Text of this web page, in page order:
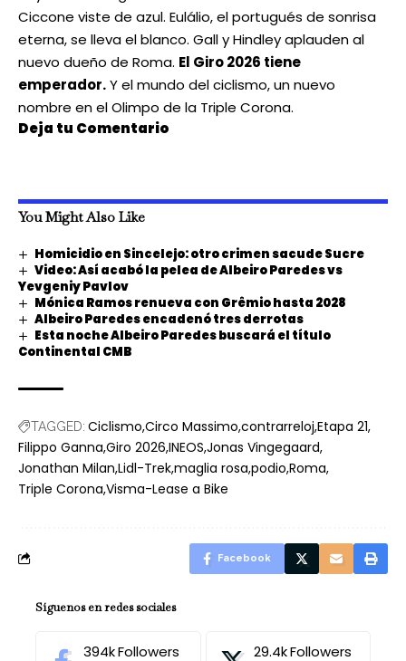
Ciccone viste de azul. Eulálio, el portugués de sonrisa
eterna, se lleva el blanco. Gall y Hindley aplauden al
nuevo dueño de Roma. El Giro 2026 tiene
emperador.Y el mundo del ciclismo, un nuevo
nombre en el Olimpo de la Triple Corona.
Deja tu Comentario
You Might Also Like
Homicidio en Sincelejo: otro crimen sacude Sucre
Video: Así acabó la pelea de Albeiro Paredes vs
Yevgeniy Pavlov
Mónica Ramos renueva con Grêmio hasta 2028
Albeiro Paredes encadenó tres derrotas
Esta noche Albeiro Paredes buscará el título
Continental CMB
TAGGED: Ciclismo Circo Massimo contrarreloj Etapa 21
Filippo Ganna Giro 2026 INEOS Jonas Vingegaard
Jonathan Milan Lidl-Trekmaglia rosa podio Roma
Triple Corona Visma-Lease a Bike
Facebook
Síguenos en redes sociales
394kFollowers 29.4kFollowers